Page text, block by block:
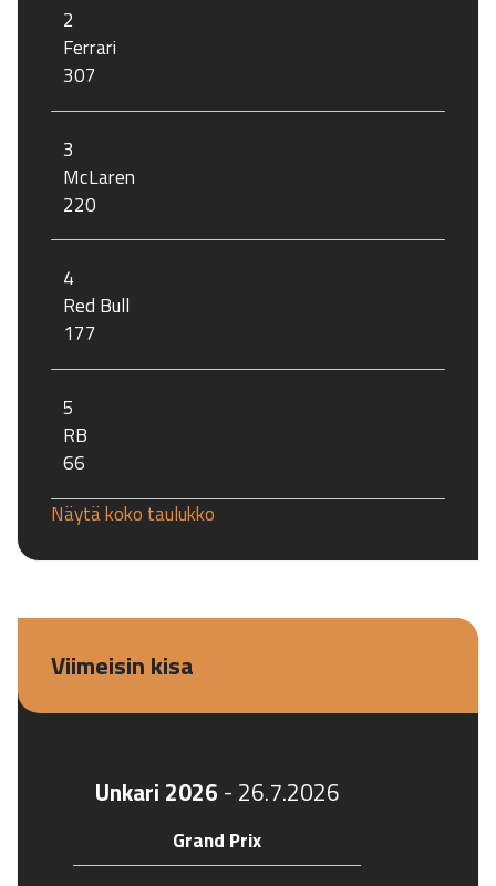
2
Ferrari
307
3
McLaren
220
4
Red Bull
177
5
RB
66
Näytä koko taulukko
Viimeisin kisa
Unkari 2026 - 26.7.2026
Grand Prix